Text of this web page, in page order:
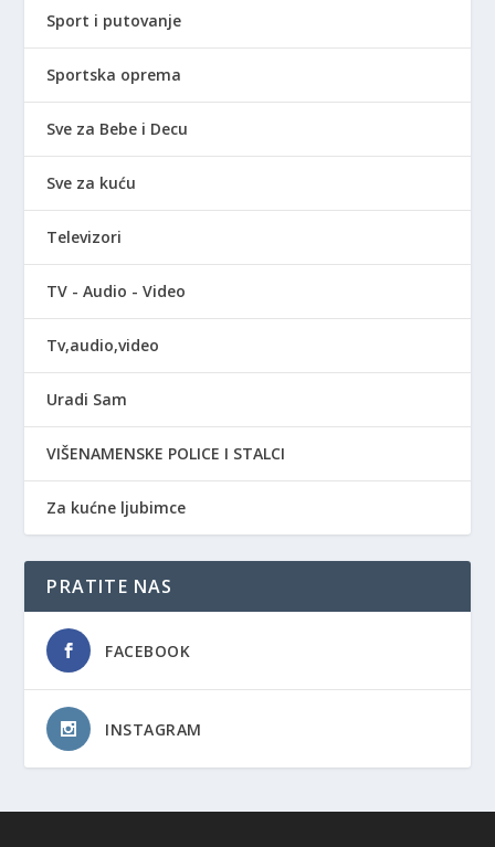
Sport i putovanje
Sportska oprema
Sve za Bebe i Decu
Sve za kuću
Televizori
TV - Audio - Video
Tv,audio,video
Uradi Sam
VIŠENAMENSKE POLICE I STALCI
Za kućne ljubimce
PRATITE NAS
FACEBOOK
INSTAGRAM